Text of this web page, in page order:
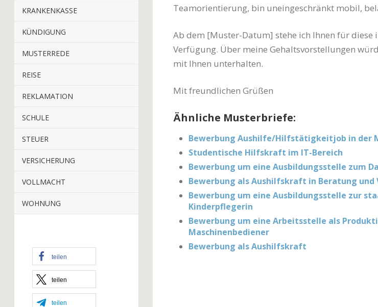
KRANKENKASSE
KÜNDIGUNG
MUSTERREDE
REISE
REKLAMATION
SCHULE
STEUER
VERSICHERUNG
VOLLMACHT
WOHNUNG
teilen
teilen
teilen
Teamorientierung, bin uneingeschränkt mobil,
Ab dem [Muster-Datum] stehe ich Ihnen für diese
Verfügung. Über meine Gehaltsvorstellungen
mit Ihnen unterhalten.
Mit freundlichen Grüßen
Ähnliche Musterbriefe:
Bewerbung Aushilfe/Hilfstätigkeitjob in der
Studentische Hilfskraft im IT-Bereich
Bewerbung um eine Ausbildungsstelle zum
Bewerbung als Aushilfskraft in Beratung und
Bewerbung um eine Ausbildungsstelle zur
Kinderpflegerin
Bewerbung um eine Arbeitsstelle als
Maschinenbediener
Bewerbung als Aushilfskraft